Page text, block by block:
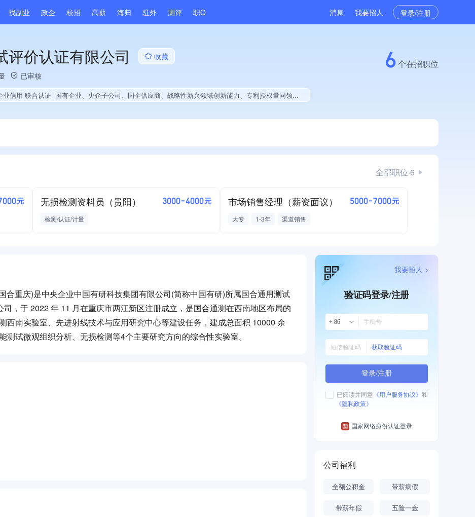
找副业 政企 校招 高薪 海归 驻外 测评 职Q 消息 我要招人 登录/注册
评价认证有限公司
收藏
已审核
业信用 联合认证 国有企业、央企子公司、国企供应商、战略性新兴领域创新能力、专利授权量同领域前50%、集团成员、权威管理体系认证、大学生就业贡献、拥有专利、拥有绿色资质
6个在招职位
全部职位·6
元 无损检测资料员（贵阳） 3000-4000元
检测/认证/计量
市场销售经理（薪资面议） 5000-7000元
大专 1-3年 渠道销售
合重庆)是中央企业中国有研科技集团有限公司(简称中国有研)所属国合通用测试
，于 2022 年 11 月在重庆市两江新区注册成立，是国合通测在西南地区布局的
西南实验室、先进射线技术与应用研究中心等建设任务，建成总面积 10000 余
试微观组织分析、无损检测等4个主要研究方向的综合性实验室。
验证码登录/注册
+ 86
获取验证码
登录/注册
已阅读并同意 《用户服务协议》 和
《隐私政策》
国家网络身份认证登录
我要招人 >
公司福利
全额公积金 带薪病假
带薪年假 五险一金